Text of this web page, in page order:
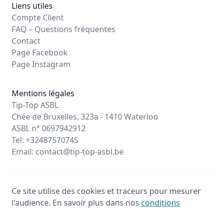
Liens utiles
Compte Client
FAQ – Questions fréquentes
Contact
Page Facebook
Page Instagram
Mentions légales
Tip-Top ASBL
Chée de Bruxelles, 323a - 1410 Waterloo
ASBL n° 0697942912
Tel: +32487570745
Email: contact@tip-top-asbl.be
© 2026 - Propulsé par Stageo.eu
Ce site utilise des cookies et traceurs pour mesurer
l'audience. En savoir plus dans nos conditions